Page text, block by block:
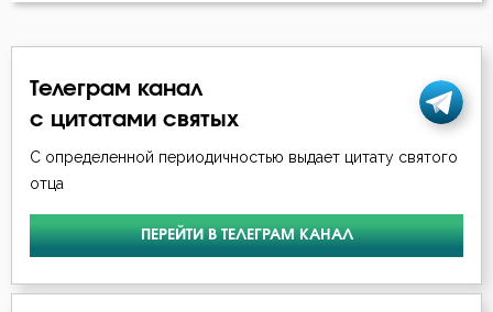
Воля Божия
Гнев
Гость
Телеграм канал
с цитатами святых
С определенной периодичностью выдает цитату святого
отца
ПЕРЕЙТИ В ТЕЛЕГРАМ КАНАЛ